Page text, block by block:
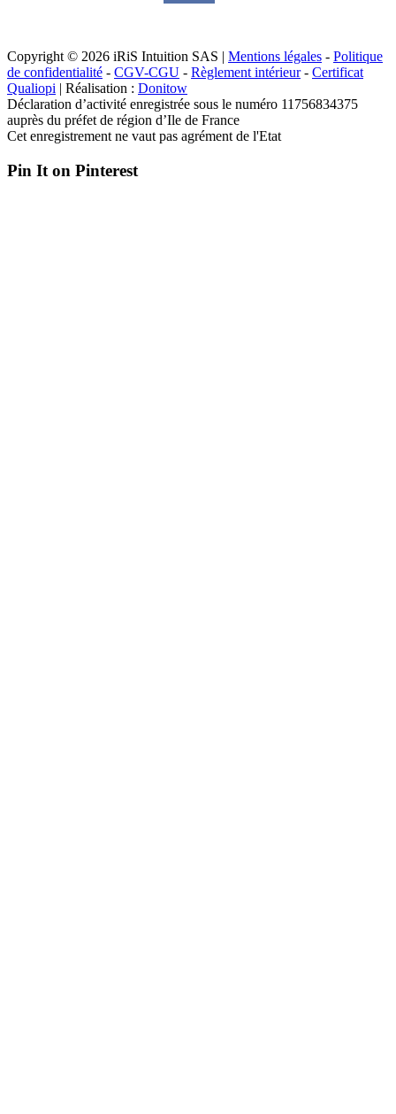
Copyright © 2026 iRiS Intuition SAS | Mentions légales - Politique
de confidentialité - CGV-CGU - Règlement intérieur- Certificat
Qualiopi | Réalisation : Donitow
Déclaration d’activité enregistrée sous le numéro 11756834375
auprès du préfet de région d’Ile de France
Cet enregistrement ne vaut pas agrément de l'Etat
Pin It on Pinterest